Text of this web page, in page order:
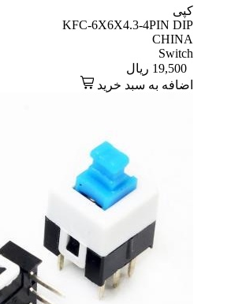
کپی
KFC-6X6X4.3-4PIN DIP
CHINA
Switch
19,500 ریال
اضافه به سبد خرید